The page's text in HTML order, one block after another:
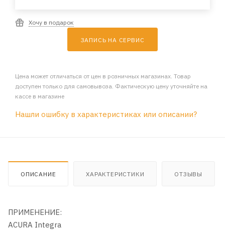
Хочу в подарок
ЗАПИСЬ НА СЕРВИС
Цена может отличаться от цен в розничных магазинах. Товар
доступен только для самовывоза. Фактическую цену уточняйте на
кассе в магазине
Нашли ошибку в характеристиках или описании?
ОПИСАНИЕ ХАРАКТЕРИСТИКИ ОТЗЫВЫ
ПРИМЕНЕНИЕ:
ACURA Integra